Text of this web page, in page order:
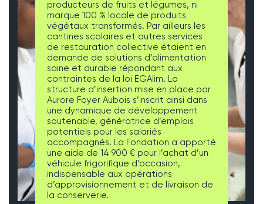
producteurs de fruits et légumes, ni
marque 100 % locale de produits
végétaux transformés. Par ailleurs les
cantines scolaires et autres services
de restauration collective étaient en
demande de solutions d’alimentation
saine et durable répondant aux
contraintes de la loi EGAlim. La
structure d’insertion mise en place par
Aurore Foyer Aubois s’inscrit ainsi dans
une dynamique de développement
soutenable, génératrice d’emplois
potentiels pour les salariés
accompagnés. La Fondation a apporté
une aide de 14 900 € pour l’achat d’un
véhicule frigorifique d’occasion,
indispensable aux opérations
d’approvisionnement et de livraison de
la conserverie.